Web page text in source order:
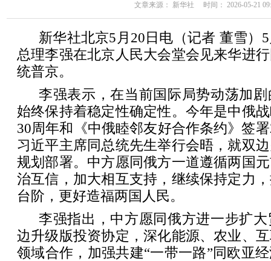
文章来源： 新华社 时间： 2026-05-21
新华社北京5月20日电（记者 董雪）
总理李强在北京人民大会堂会见来华进
统普京。
李强表示，在当前国际局势动荡加
始终保持着稳定性确定性。今年是中俄
30周年和《中俄睦邻友好合作条约》签
习近平主席同总统先生举行会晤，就双
规划部署。中方愿同俄方一道遵循两国
治互信，加大相互支持，继续保持定力
台阶，更好造福两国人民。
李强指出，中方愿同俄方进一步扩
边升级版投资协定，深化能源、农业、
领域合作，加强共建“一带一路”同欧亚